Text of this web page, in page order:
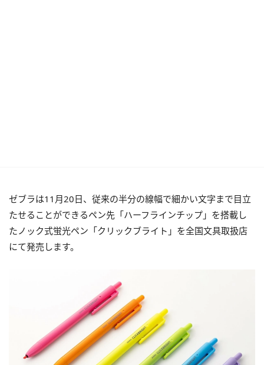
ゼブラは11月20日、従来の半分の線幅で細かい文字まで目立
たせることができるペン先「ハーフラインチップ」を搭載し
たノック式蛍光ペン「クリックブライト」を全国文具取扱店
にて発売します。